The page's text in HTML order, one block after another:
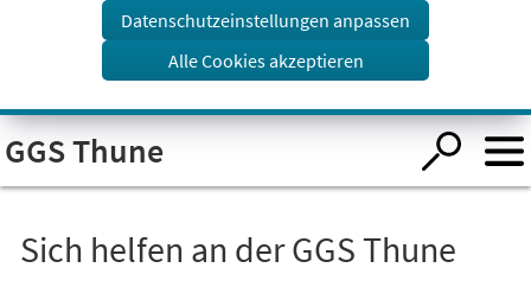
Visuelle
Assistenzsoftware
öffnen.
Tab)
Datenschutzeinstellungen anpassen
Alle Cookies akzeptieren
GGS Thune
Sich helfen an der GGS Thune